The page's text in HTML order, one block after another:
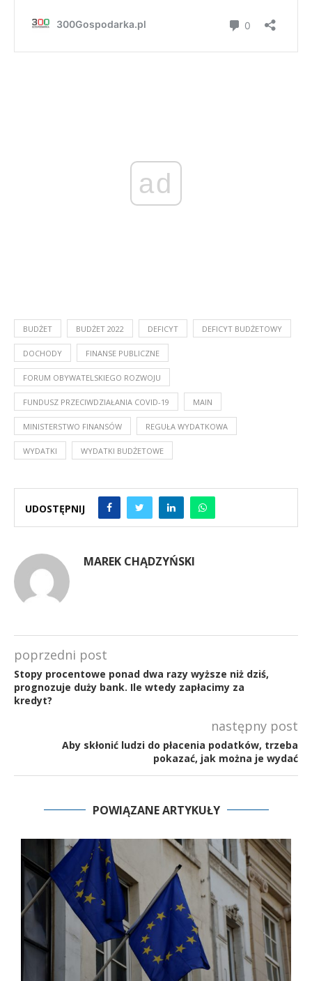
ad
BUDŻET BUDŻET 2022 DEFICYT DEFICYT BUDŻETOWY
DOCHODY FINANSE PUBLICZNE
FORUM OBYWATELSKIEGO ROZWOJU
FUNDUSZ PRZECIWDZIAŁANIA COVID-19 MAIN
MINISTERSTWO FINANSÓW REGUŁA WYDATKOWA
WYDATKI WYDATKI BUDŻETOWE
UDOSTĘPNIJ
MAREK CHĄDZYŃSKI
poprzedni post
Stopy procentowe ponad dwa razy wyższe niż dziś,
prognozuje duży bank. Ile wtedy zapłacimy za
kredyt?
następny post
Aby skłonić ludzi do płacenia podatków, trzeba
pokazać, jak można je wydać
POWIĄZANE ARTYKUŁY